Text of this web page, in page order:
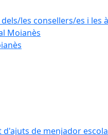
les consellers/es i les
Moianès
de menjador